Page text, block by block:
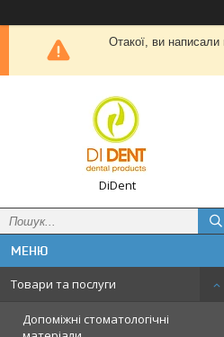
Отакої, ви
DiDent
Товари та послуги
Допоміжні стоматологічні